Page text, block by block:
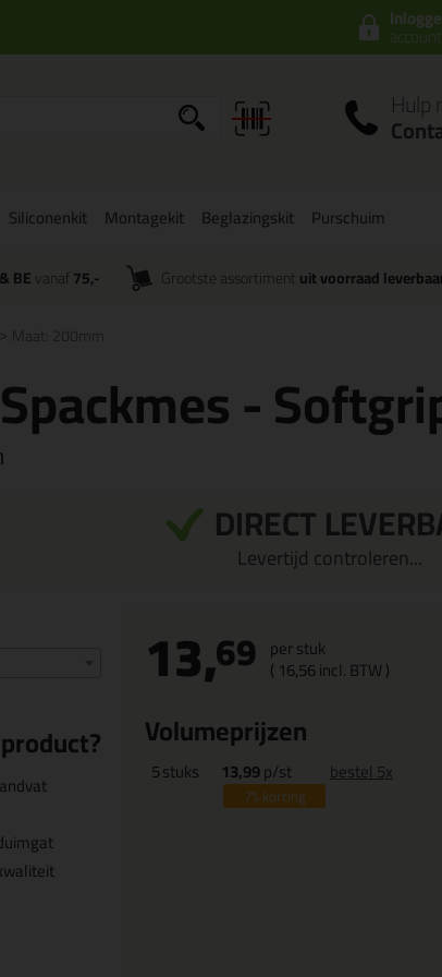
account
Hulp
Siliconenkit Montagekit Beglazingskit Purschuim
BEvanaf 75,- Grootste assortiment uit voorraad
Maat: 200mm
-
DIRECT
Levertijd controleren...
13,69 per stuk
( 16,56incl. BTW )
Volumeprijzen
5stuks 13,99p/st
7%korting
bestel 5x